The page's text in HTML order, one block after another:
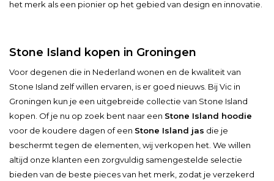
het merk als een pionier op het gebied van design en innovatie.
Stone Island kopen in Groningen
Voor degenen die in Nederland wonen en de kwaliteit van
Stone Island zelf willen ervaren, is er goed nieuws. Bij Vic in
Groningen kun je een uitgebreide collectie van Stone Island
kopen. Of je nu op zoek bent naar een Stone Island hoodie
voor de koudere dagen of een Stone Island jas die je
beschermt tegen de elementen, wij verkopen het. We willen
altijd onze klanten een zorgvuldig samengestelde selectie
bieden van de beste pieces van het merk, zodat je verzekerd